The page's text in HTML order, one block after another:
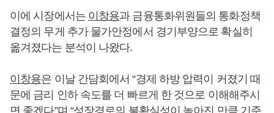
이에 시장에서는 이창용과 금융통화위원들의 통화정책
결정의 무게 추가 물가안정에서 경기부양으로 확실히
옮겨졌다는 분석이 나왔다.
이창용은 이날 간담회에서 “경제 하방 압력이 커졌기 때
문에 금리 인하 속도를 더 빠르게 한 것으로 이해해주시
면 좋겠다”며 “성장경로의 불확실성이 높아진 만큼 기준